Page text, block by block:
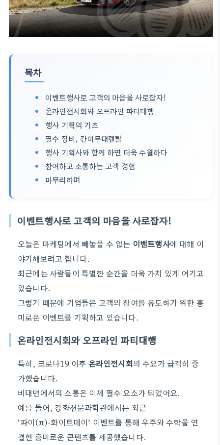
목차
이벤트행사로 고객의 마음을 사로잡자!
온라인전시회와 오프라인 파티대행
행사 기획의 기초
필수 장비, 간이무대렌탈
행사 기획사와 함께 하면 더욱 수월하다
참여하고 소통하는 고객 경험
마무리하며
이벤트행사로 고객의 마음을 사로잡자!
오늘은 마케팅에서 빼놓을 수 없는 이벤트행사에 대해 이
야기해보려고 합니다.
최근에는 사람들이 특별한 순간을 더욱 가치 있게 여기고
있습니다.
그렇기 때문에 기업들은 고객의 참여를 유도하기 위한 흥
미로운 이벤트를 기획하고 있습니다.
온라인전시회와 오프라인 파티대행
특히, 코로나19 이후 온라인전시회의 수요가 급격히 증
가했습니다.
비대면에서의 소통은 이제 필수 요소가 되었어요.
예를 들어, 강화천문과학관에서는 최근
‘파이(π)-화이트데이’ 이벤트를 통해 우주와 수학을 연
결한 흥미로운 콘텐츠를 제공했습니다.